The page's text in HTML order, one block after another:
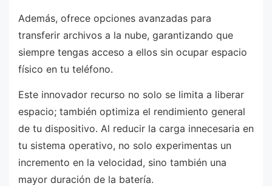
Además, ofrece opciones avanzadas para
transferir archivos a la nube, garantizando que
siempre tengas acceso a ellos sin ocupar espacio
físico en tu teléfono.
Este innovador recurso no solo se limita a liberar
espacio; también optimiza el rendimiento general
de tu dispositivo. Al reducir la carga innecesaria en
tu sistema operativo, no solo experimentas un
incremento en la velocidad, sino también una
mayor duración de la batería.